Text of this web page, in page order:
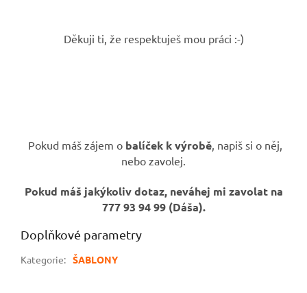
Děkuji ti, že respektuješ mou práci :-)
Pokud máš zájem o balíček k výrobě, napiš si o něj,
nebo zavolej.
Pokud máš jakýkoliv dotaz, neváhej mi zavolat na
777 93 94 99 (Dáša).
Doplňkové parametry
Kategorie: ŠABLONY